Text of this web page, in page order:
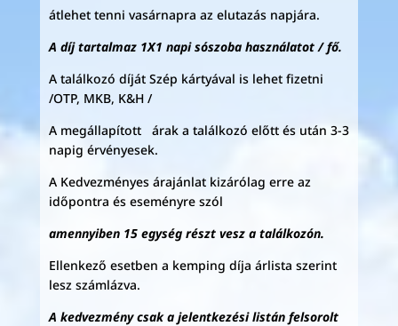
átlehet tenni vasárnapra az elutazás napjára.
A díj tartalmaz 1X1 napi sószoba használatot / fő.
A találkozó díját Szép kártyával is lehet fizetni
/OTP, MKB, K&H /
A megállapított árak a találkozó előtt és után 3-3
napig érvényesek.
A Kedvezményes árajánlat kizárólag erre az
időpontra és eseményre szól
amennyiben 15 egység részt vesz a találkozón.
Ellenkező esetben a kemping díja árlista szerint
lesz számlázva.
A kedvezmény csak a jelentkezési listán felsorolt